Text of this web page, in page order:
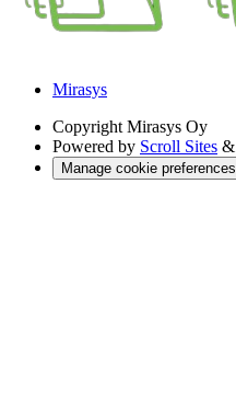
Mirasys
Copyright Mirasys Oy
Powered by Scroll Sites &
Manage cookie preferences